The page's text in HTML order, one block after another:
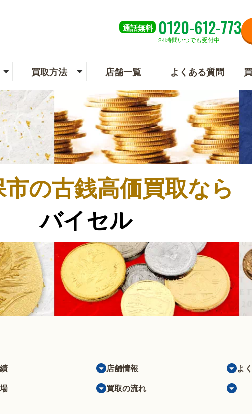
通話無料 0120-612-773
24時間いつでも受付中
買取方法 店舗一覧 よくある質問
の古銭高価買取なら
バイセル
店舗情報
よ
買取の流れ